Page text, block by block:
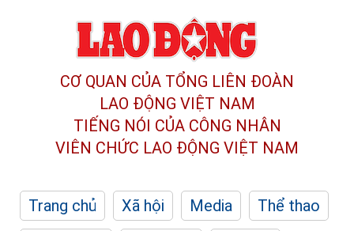
CƠ QUAN CỦA TỔNG LIÊN ĐOÀN
LAO ĐỘNG VIỆT NAM
TIẾNG NÓI CỦA CÔNG NHÂN
VIÊN CHỨC LAO ĐỘNG VIỆT NAM
Trang chủ Xã hội Media
Thể thao